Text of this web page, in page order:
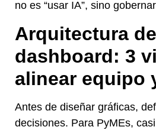
no es “usar IA”, sino
Arquitectura
dashboard: 3
alinear equipo
Antes de diseñar gráficas,
decisiones. Para PyMEs,